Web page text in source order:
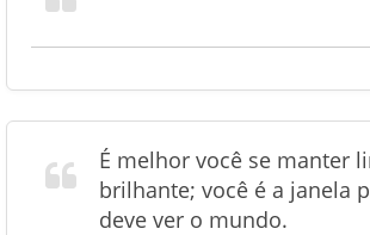
É melhor você se manter
brilhante; você é a janela
deve ver o mundo.